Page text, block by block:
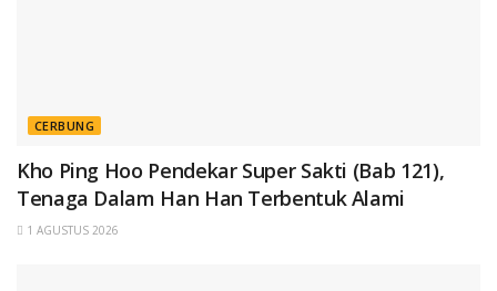
CERBUNG
Kho Ping Hoo Pendekar Super Sakti (Bab 121),
Tenaga Dalam Han Han Terbentuk Alami
1 AGUSTUS 2026